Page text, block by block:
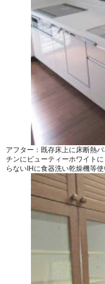
アフター：既存床上に床断熱
チンにビューティーホワイト
らないIHに食器洗い乾燥機等